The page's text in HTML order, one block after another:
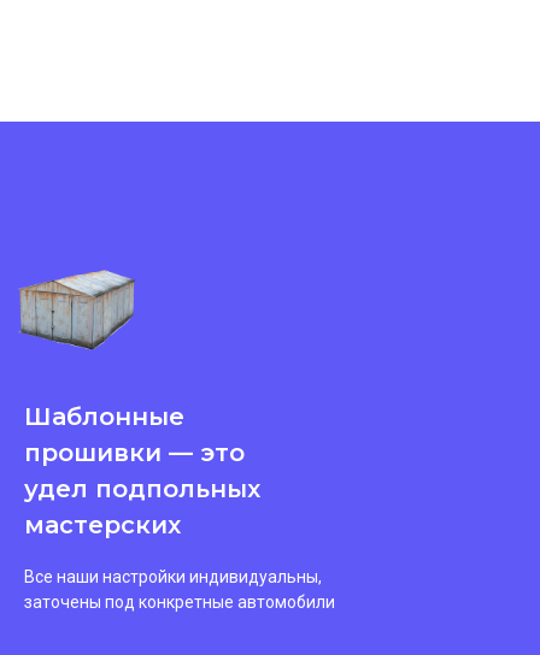
Шаблонные
прошивки — это
удел подпольных
мастерских
Все наши настройки индивидуальны,
заточены под конкретные автомобили